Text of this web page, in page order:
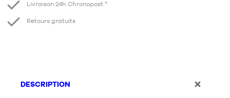
Livraison 24h Chronopost *
Retours gratuits
DESCRIPTION